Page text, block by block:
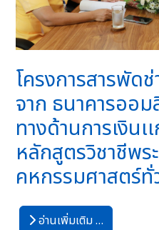
โครงการสารพัด
จาก ธนาคารออ
ทางด้านการเงิน
หลักสูตรวิชาชีพร
คหกรรมศาสตร์ทั่
อ่านเพิ่มเติม …